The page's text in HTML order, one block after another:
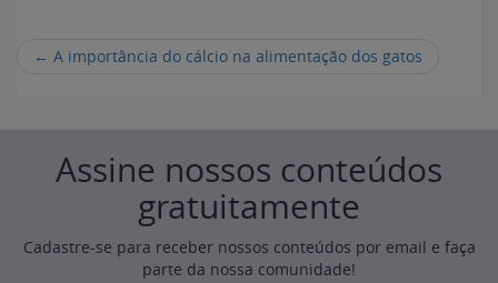
← A importância do cálcio na alimentação dos gatos
Assine nossos conteúdos
gratuitamente
Cadastre-se para receber nossos conteúdos por email e faça
parte da nossa comunidade!